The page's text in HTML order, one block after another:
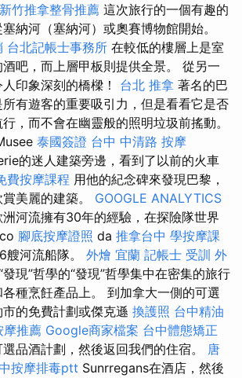
新竹推拿整骨推薦 這次旅行的一個有趣的
納河（塞納河）或奧賽博物館開始。
台北記帳士事務所 在較低的樓層上是室
吧，而上層甲板則提供全景。 從另一
印象深刻的橋樑！ 台北 推拿 著名的巴
有遊客的重要吸引力，但是看看它是否
，而不會在幽靈般的照明垃圾前搖動。
泰國簽證 台中 中清路 按摩
的迷人建築旁邊，看到了以前的火車
費按摩課程 用他的紀念碑來發現巴黎，
美麗的建築。 GOOGLE ANALYTICS
河流擁有30年的經驗，在探險隊世界
腳底按摩證照 da 推拿台中 學按摩課
艘河流船隊。 外燴 宜蘭 記帳士 受訓 外
現”哲學的“發現”哲學集中在密集的旅行
種烹飪產品上。 到加拿大一側的可選
的免費計劃或傑克遜 換護照 台中精油
摩推薦 Google商家檔案 台中體態矯正
品酒計劃，然後返回我們的住宿。 唐
按摩排毒ptt Sunrregans在酒店，然後